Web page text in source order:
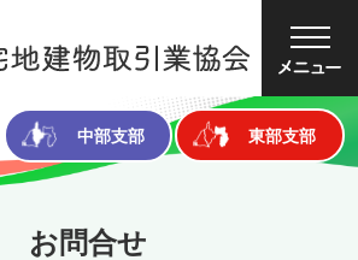
小 中 大
中部支部 東部支部
お問合せ